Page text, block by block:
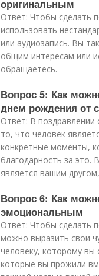
оригинальным
Ответ: Чтобы сделать
использовать
или аудиозапись. Вы
общим интересам или
обращаетесь.
Вопрос 5: Как
днем рождения от
Ответ: В
то, что человек
конкретные моменты,
благодарность за
является вашим
Вопрос 6: Как
эмоциональным
Ответ: Чтобы сделать
можно выразить свои
человеку, которому
которые вы прожили